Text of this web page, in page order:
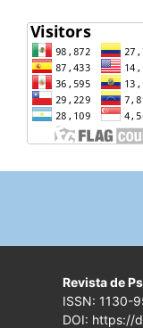
Revista de
ISSN: 1130-
DOI: https://